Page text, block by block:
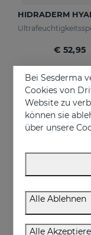
€ 52,95
Bei Sesderma
Cookies von
Website zu
können sie
über unsere
Alle Ablehnen
Alle